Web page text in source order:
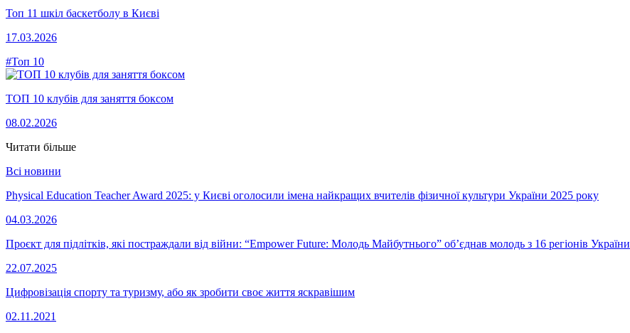
Топ 11 шкіл баскетболу в Києві
17.03.2026
#Топ 10
ТОП 10 клубів для заняття боксом
08.02.2026
Читати більше
Всі новини
Physical Education Teacher Award 2025: у Києві оголосили імена найкращих вчителів фізичної культури України 2025 року
04.03.2026
Проєкт для підлітків, які постраждали від війни: “Empower Future: Молодь Майбутнього” об’єднав молодь з 16 регіонів України
22.07.2025
Цифровізація спорту та туризму, або як зробити своє життя яскравішим
02.11.2021